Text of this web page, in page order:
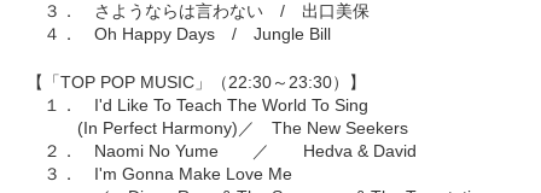
３． さようならは言わない / 出口美保
４． Oh Happy Days / Jungle Bill
【「TOP POP MUSIC」（22:30～23:30）】
１． I'd Like To Teach The World To Sing
(In Perfect Harmony)／ The New Seekers
２． Naomi No Yume ／ Hedva & David
３． I'm Gonna Make Love Me